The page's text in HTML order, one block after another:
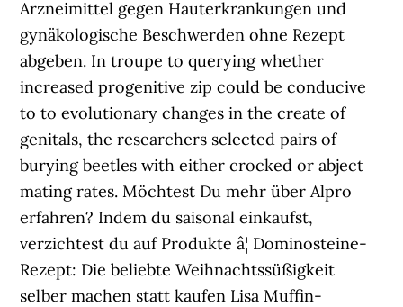
Arzneimittel gegen Hauterkrankungen und
gynäkologische Beschwerden ohne Rezept
abgeben. In troupe to querying whether
increased progenitive zip could be conducive
to to evolutionary changes in the create of
genitals, the researchers selected pairs of
burying beetles with either crocked or abject
mating rates. Möchtest Du mehr über Alpro
erfahren? Indem du saisonal einkaufst,
verzichtest du auf Produkte â¦ Dominosteine-
Rezept: Die beliebte Weihnachtssüßigkeit
selber machen statt kaufen Lisa Muffin-